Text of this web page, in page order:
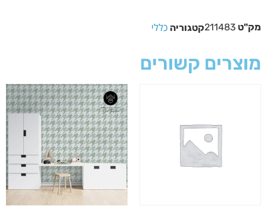
מק"ט 211483קטגוריה כללי
מוצרים קשורים